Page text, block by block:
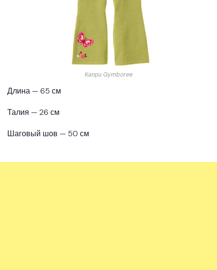
Капри Gymboree
Длина — 65 см
Талия — 26 см
Шаговый шов — 50 см